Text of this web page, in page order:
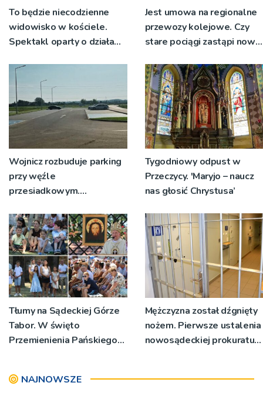
To będzie niecodzienne
widowisko w kościele.
Spektakl oparty o działa
Jest umowa na regionalne
przewozy kolejowe. Czy
stare pociągi zastąpi nowy
Wojnicz rozbuduje parking
przy węźle
przesiadkowym.
miejsc
Tygodniowy odpust w
Przeczycy. 'Maryjo – naucz
nas głosić Chrystusa’
Tłumy na Sądeckiej Górze
Tabor. W święto
Przemienienia Pańskiego
[ZDJĘCIA]
Mężczyzna został dźgnięty
nożem. Pierwsze ustalenia
nowosądeckiej prokuratury
NAJNOWSZE